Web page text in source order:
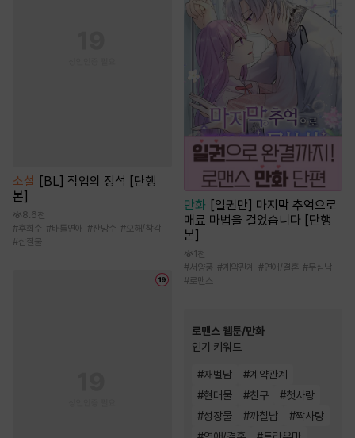
소설
[BL] 작업의 정석 [단행
본]
8.6천
#후회수 #배틀연애 #잔망수 #오해/착각
#삽질물
만화 [일권만] 마지막 추억으로
매료 마법을 걸었습니다 [단행
본]
1천
#서양풍 #계약관계 #연애/결혼 #무심남
#로맨스
로맨스 웹툰/만화
인기 키워드
#재벌남 #계약관계
#현대물 #친구 #첫사랑
#성장물 #까칠남 #짝사랑